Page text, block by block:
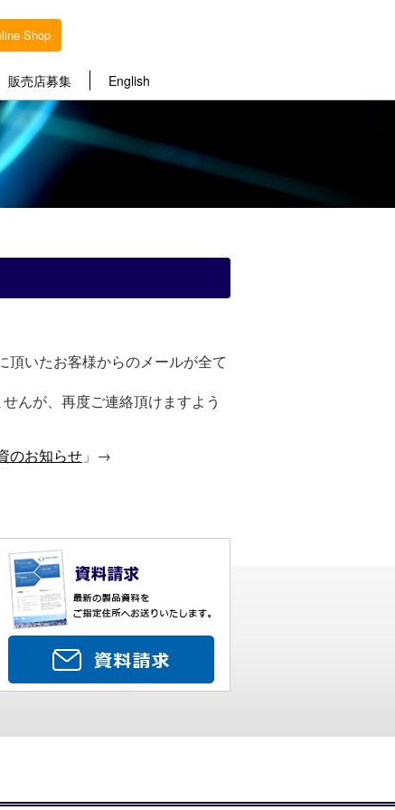
Shop
販売店募集 English
頂いたお客様からのメールが全て
んが、再度ご連絡頂けますよう
のお知らせ 」→